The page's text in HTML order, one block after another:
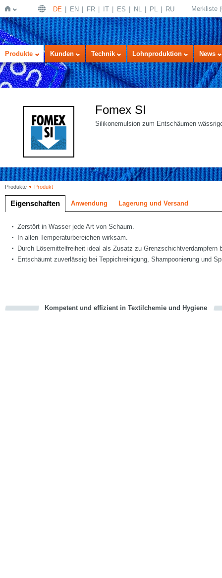
Startseite
DE EN FR IT ES NL PL RU Merkliste (
Produkte Kunden Technik Lohnproduktion News
Fomex SI
Silikonemulsion zum Entschäumen
Produkte Produkt
Eigenschaften Anwendung Lagerung und Versand
Zerstört in Wasser jede Art von Schaum.
In allen Temperaturbereichen wirksam.
Durch Lösemittelfreiheit ideal als Zusatz zu Grenzschichtverdampfern
Entschäumt zuverlässig bei Teppichreinigung, Shampoonierung und
Kompetent und effizient in Textilchemie und Hygiene